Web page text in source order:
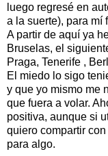
luego regresé en
a la suerte), para mí
A partir de aquí ya
Bruselas, el
Praga, Tenerife ,
El miedo lo sigo
y que yo mismo me
que fuera a volar.
positiva, aunque si
quiero compartir
para algo.